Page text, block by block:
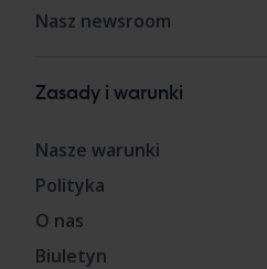
Nasz newsroom
Zasady i warunki
Nasze warunki
Polityka
O nas
Biuletyn